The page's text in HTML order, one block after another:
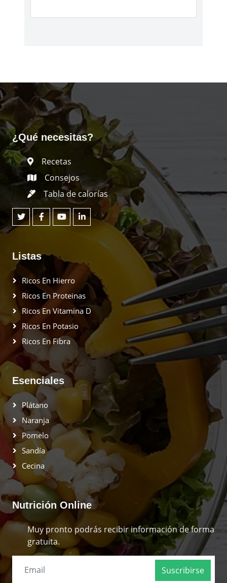
¿Qué necesitas?
Recetas
Consejos
Tabla de calorías
Listas
Ricos En Hierro
Ricos En Proteinas
Ricos En Vitamina D
Ricos En Potasio
Ricos En Fibra
Esenciales
Plátano
Naranja
Pomelo
Sandía
Cecina
Nutrición Online
Muy pronto podrás recibir información de forma
gratuita.
Suscribirse